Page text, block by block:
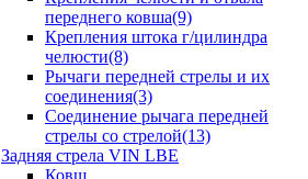
переднего ковша(9)
Крепления штока г/цилиндра
челюсти(8)
Рычаги передней стрелы и их
соединения(3)
Соединение рычага передней
стрелы со стрелой(13)
Задняя стрела VIN LBE
Ковш